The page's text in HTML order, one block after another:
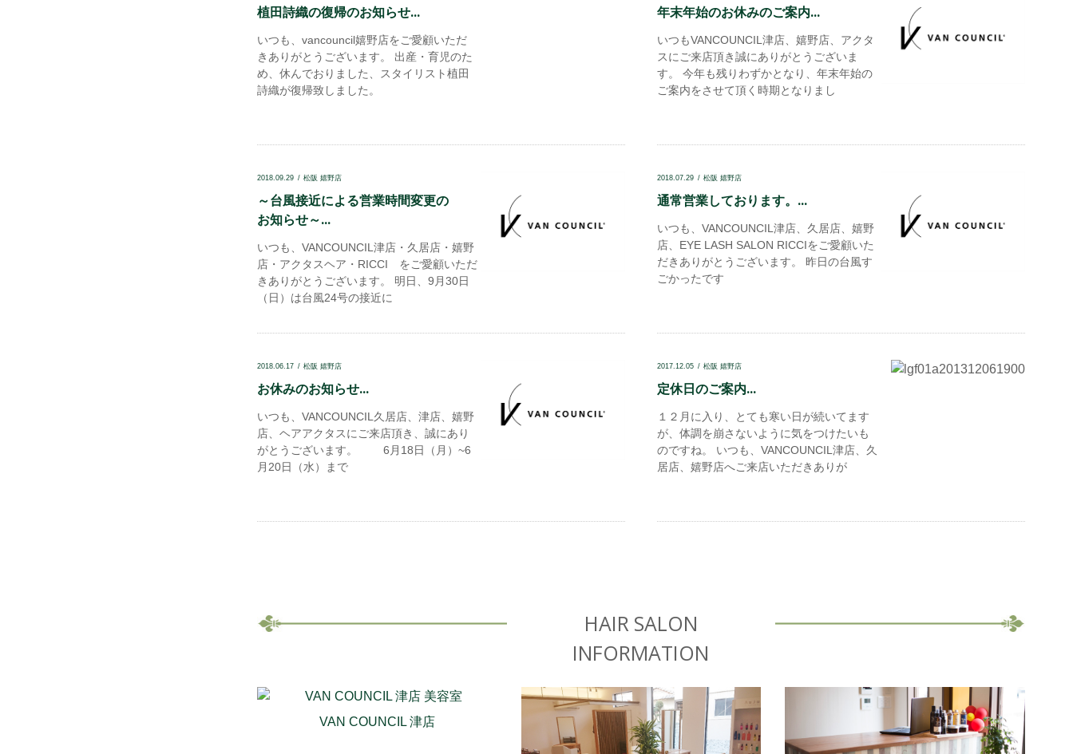
植田詩織の復帰のお知らせ...
いつも、vancouncil嬉野店をご愛顧いただ
きありがとうございます。 出産・育児のた
め、休んでおりました、スタイリスト植田
詩織が復帰致しました。
年末年始のお休みのご案内...
いつもVANCOUNCIL津店、嬉野店、アクタ
スにご来店頂き誠にありがとうございま
す。 今年も残りわずかとなり、年末年始の
ご案内をさせて頂く時期となりまし
2018.09.29 松阪 嬉野店
～台風接近による営業時間変更の
お知らせ～...
いつも、VANCOUNCIL津店・久居店・嬉野
店・アクタスヘア・RICCI をご愛顧いただ
きありがとうございます。 明日、9月30日
（日）は台風24号の接近に
2018.07.29 松阪 嬉野店
通常営業しております。...
いつも、VANCOUNCIL津店、久居店、嬉野
店、EYE LASH SALON RICCIをご愛顧いた
だきありがとうございます。 昨日の台風す
ごかったです
2018.06.17 松阪 嬉野店
お休みのお知らせ...
いつも、VANCOUNCIL久居店、津店、嬉野
店、ヘアアクタスにご来店頂き、誠にあり
がとうございます。 6月18日（月）~6
月20日（水）まで
2017.12.05 松阪 嬉野店
定休日のご案内...
１２月に入り、とても寒い日が続いてます
が、体調を崩さないように気をつけたいも
のですね。 いつも、VANCOUNCIL津店、久
居店、嬉野店へご来店いただきありが
HAIR SALON
INFORMATION
VAN COUNCIL 津店